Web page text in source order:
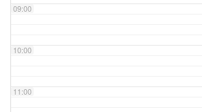
09:00
10:00
11:00